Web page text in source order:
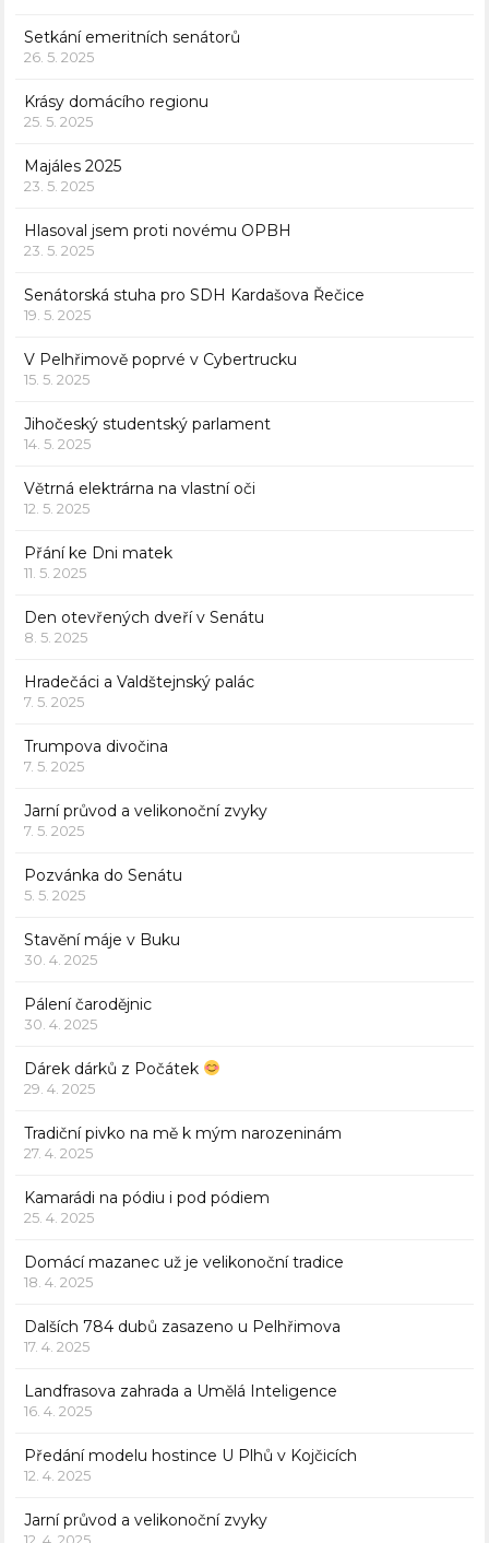
Setkání emeritních senátorů
26. 5. 2025
Krásy domácího regionu
25. 5. 2025
Majáles 2025
23. 5. 2025
Hlasoval jsem proti novému OPBH
23. 5. 2025
Senátorská stuha pro SDH Kardašova Řečice
19. 5. 2025
V Pelhřimově poprvé v Cybertrucku
15. 5. 2025
Jihočeský studentský parlament
14. 5. 2025
Větrná elektrárna na vlastní oči
12. 5. 2025
Přání ke Dni matek
11. 5. 2025
Den otevřených dveří v Senátu
8. 5. 2025
Hradečáci a Valdštejnský palác
7. 5. 2025
Trumpova divočina
7. 5. 2025
Jarní průvod a velikonoční zvyky
7. 5. 2025
Pozvánka do Senátu
5. 5. 2025
Stavění máje v Buku
30. 4. 2025
Pálení čarodějnic
30. 4. 2025
Dárek dárků z Počátek
29. 4. 2025
Tradiční pivko na mě k mým narozeninám
27. 4. 2025
Kamarádi na pódiu i pod pódiem
25. 4. 2025
Domácí mazanec už je velikonoční tradice
18. 4. 2025
Dalších 784 dubů zasazeno u Pelhřimova
17. 4. 2025
Landfrasova zahrada a Umělá Inteligence
16. 4. 2025
Předání modelu hostince U Plhů v Kojčicích
12. 4. 2025
Jarní průvod a velikonoční zvyky
12. 4. 2025